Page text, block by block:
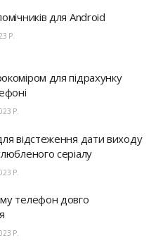
для Android
Р.
для підрахунку
Р.
відстеження дати виходу
серіалу
Р.
телефон довго
Р.